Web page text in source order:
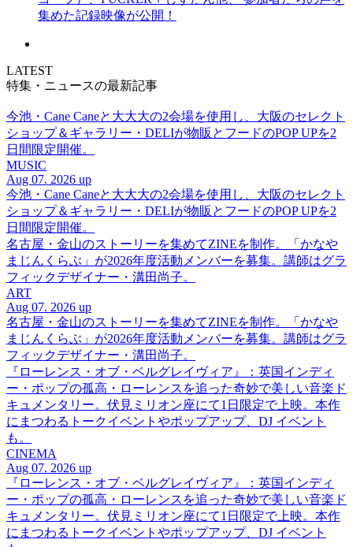
集めた記録映像が公開！
LATEST
特集・ニュースの最新記事
今池・Cane Caneと大大大の2会場を使用し、大阪のセレクト
ショップ＆ギャラリー・DELIが物販とフードのPOP UPを2
日間限定開催。
MUSIC
Aug 07. 2026 up
今池・Cane Caneと大大大の2会場を使用し、大阪のセレクト
ショップ＆ギャラリー・DELIが物販とフードのPOP UPを2
日間限定開催。
名古屋・金山のストーリーを集めてZINEを制作。「かなや
まじんくらぶ」が2026年度活動メンバーを募集。講師はグラ
フィックデザイナー・溝田尚子。
ART
Aug 07. 2026 up
名古屋・金山のストーリーを集めてZINEを制作。「かなや
まじんくらぶ」が2026年度活動メンバーを募集。講師はグラ
フィックデザイナー・溝田尚子。
『ローレンス・オブ・ベルグレイヴィア』：英国インディ
ー・ポップの孤高・ローレンスを追った奇妙で美しい音楽ド
キュメンタリー。伏見ミリオン座にて1日限定で上映。本作
にまつわるトークイベントやポップアップ、DJ イベント
も。
CINEMA
Aug 07. 2026 up
『ローレンス・オブ・ベルグレイヴィア』：英国インディ
ー・ポップの孤高・ローレンスを追った奇妙で美しい音楽ド
キュメンタリー。伏見ミリオン座にて1日限定で上映。本作
にまつわるトークイベントやポップアップ、DJ イベント